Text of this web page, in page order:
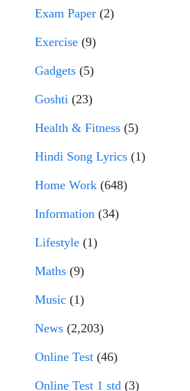
Exam Paper (2)
Exercise (9)
Gadgets (5)
Goshti (23)
Health & Fitness (5)
Hindi Song Lyrics (1)
Home Work (648)
Information (34)
Lifestyle (1)
Maths (9)
Music (1)
News (2,203)
Online Test (46)
Online Test 1 std (3)